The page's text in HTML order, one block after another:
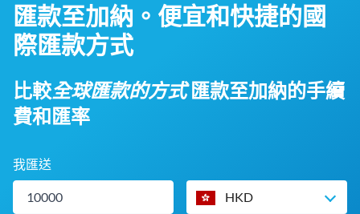
匯款至加納。便宜和快捷的國
際匯款方式
比較全球匯款的方式匯款至加納的手續
費和匯率
我匯送
HKD